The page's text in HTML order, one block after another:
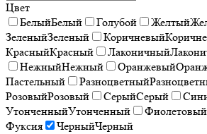
Цвет
БелыйБелый Голубой Желтый
ЗеленыйЗеленый Коричневый
КрасныйКрасный Лаконичный
НежныйНежный Оранжевый
Пастельный
Разноцветный
РозовыйРозовый СерыйСерый
УтонченныйУтонченный Фиолетовый
Фуксия
ЧерныйЧерный